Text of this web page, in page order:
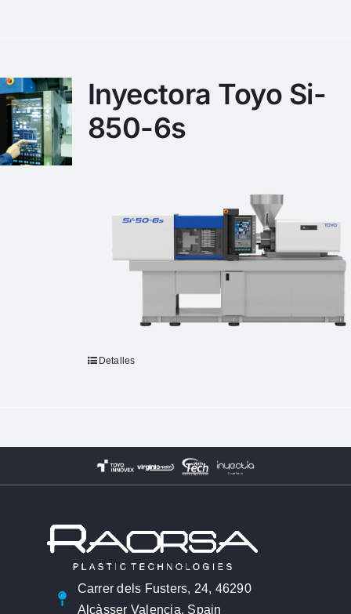
Inyectora Toyo Si-
850-6s
Detalles
Carrer dels Fusters, 24, 46290
Alcàsser Valencia, Spain